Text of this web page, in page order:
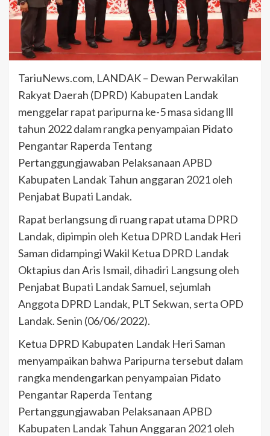
TariuNews.com, LANDAK – Dewan Perwakilan
Rakyat Daerah (DPRD) Kabupaten Landak
menggelar rapat paripurna ke-5 masa sidang lll
tahun 2022 dalam rangka penyampaian Pidato
Pengantar Raperda Tentang
Pertanggungjawaban Pelaksanaan APBD
Kabupaten Landak Tahun anggaran 2021 oleh
Penjabat Bupati Landak.
Rapat berlangsung di ruang rapat utama DPRD
Landak, dipimpin oleh Ketua DPRD Landak Heri
Saman didampingi Wakil Ketua DPRD Landak
Oktapius dan Aris Ismail, dihadiri Langsung oleh
Penjabat Bupati Landak Samuel, sejumlah
Anggota DPRD Landak, PLT Sekwan, serta OPD
Landak. Senin (06/06/2022).
Ketua DPRD Kabupaten Landak Heri Saman
menyampaikan bahwa Paripurna tersebut dalam
rangka mendengarkan penyampaian Pidato
Pengantar Raperda Tentang
Pertanggungjawaban Pelaksanaan APBD
Kabupaten Landak Tahun Anggaran 2021 oleh